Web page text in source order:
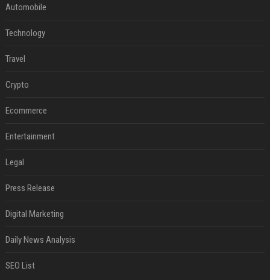
Automobile
Technology
Travel
Crypto
Ecommerce
Entertainment
Legal
Press Release
Digital Marketing
Daily News Analysis
SEO List